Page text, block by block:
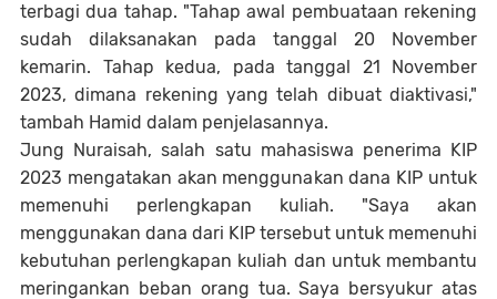
terbagi dua tahap. "Tahap awal pembuataan rekening
sudah dilaksanakan pada tanggal 20 November
kemarin. Tahap kedua, pada tanggal 21 November
2023, dimana rekening yang telah dibuat diaktivasi,"
tambah Hamid dalam penjelasannya.
Jung Nuraisah, salah satu mahasiswa penerima KIP
2023 mengatakan akan menggunakan dana KIP untuk
memenuhi perlengkapan kuliah. "Saya akan
menggunakan dana dari KIP tersebut untuk memenuhi
kebutuhan perlengkapan kuliah dan untuk membantu
meringankan beban orang tua. Saya bersyukur atas